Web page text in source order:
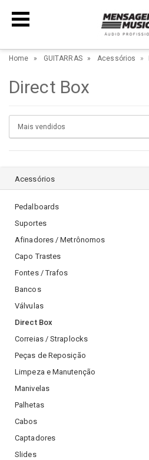
Home GUITARRAS Acessórios
Direct Box
Acessórios
Pedalboards
Suportes
Afinadores / Metrônomos
Capo Trastes
Fontes / Trafos
Bancos
Válvulas
Direct Box
Correias / Straplocks
Peças de Reposição
Limpeza e Manutenção
Manivelas
Palhetas
Cabos
Captadores
Slides